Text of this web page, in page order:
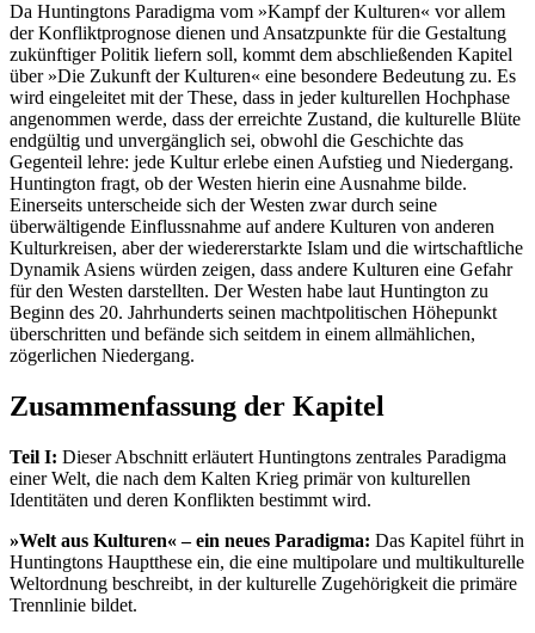
Da Huntingtons Paradigma vom »Kampf der Kulturen« vor allem
der Konfliktprognose dienen und Ansatzpunkte für die Gestaltung
zukünftiger Politik liefern soll, kommt dem abschließenden Kapitel
über »Die Zukunft der Kulturen« eine besondere Bedeutung zu. Es
wird eingeleitet mit der These, dass in jeder kulturellen Hochphase
angenommen werde, dass der erreichte Zustand, die kulturelle Blüte
endgültig und unvergänglich sei, obwohl die Geschichte das
Gegenteil lehre: jede Kultur erlebe einen Aufstieg und Niedergang.
Huntington fragt, ob der Westen hierin eine Ausnahme bilde.
Einerseits unterscheide sich der Westen zwar durch seine
überwältigende Einflussnahme auf andere Kulturen von anderen
Kulturkreisen, aber der wiedererstarkte Islam und die wirtschaftliche
Dynamik Asiens würden zeigen, dass andere Kulturen eine Gefahr
für den Westen darstellten. Der Westen habe laut Huntington zu
Beginn des 20. Jahrhunderts seinen machtpolitischen Höhepunkt
überschritten und befände sich seitdem in einem allmählichen,
zögerlichen Niedergang.
Zusammenfassung der Kapitel
Teil I: Dieser Abschnitt erläutert Huntingtons zentrales Paradigma
einer Welt, die nach dem Kalten Krieg primär von kulturellen
Identitäten und deren Konflikten bestimmt wird.
»Welt aus Kulturen« – ein neues Paradigma: Das Kapitel führt in
Huntingtons Hauptthese ein, die eine multipolare und multikulturelle
Weltordnung beschreibt, in der kulturelle Zugehörigkeit die primäre
Trennlinie bildet.